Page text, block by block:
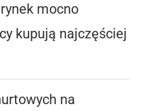
mocno
kupują najczęściej
na